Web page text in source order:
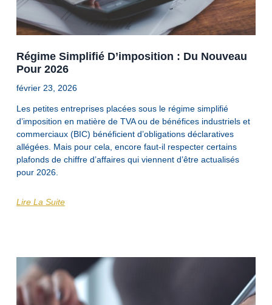
Régime Simplifié D’imposition : Du Nouveau
Pour 2026
février 23, 2026
Les petites entreprises placées sous le régime simplifié
d’imposition en matière de TVA ou de bénéfices industriels et
commerciaux (BIC) bénéficient d’obligations déclaratives
allégées. Mais pour cela, encore faut-il respecter certains
plafonds de chiffre d’affaires qui viennent d’être actualisés
pour 2026.
Lire La Suite